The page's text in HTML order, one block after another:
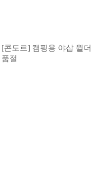
[콘도르] 캠핑용 야삽 윌
품절